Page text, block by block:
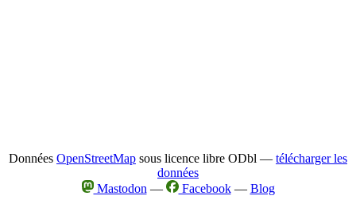
Données OpenStreetMap sous licence libre ODbl — télécharger les
données
Mastodon — Facebook— Blog